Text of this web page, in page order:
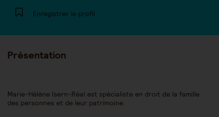
Enregistrer le profil
Présentation
Marie-Hélène Isern-Réal est spécialiste en droit de la famille
des personnes et de leur patrimoine.